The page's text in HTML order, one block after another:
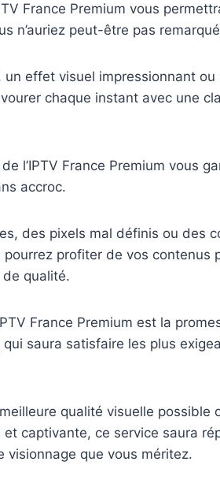
France Premium vous
n’auriez peut-être pas
effet visuel impressionnant ou
chaque instant avec une
l’IPTV France Premium vous
accroc.
des pixels mal définis ou des
profiter de vos contenus
qualité.
France Premium est la
saura satisfaire les plus
qualité visuelle possible
et captivante, ce service saura
que vous méritez.